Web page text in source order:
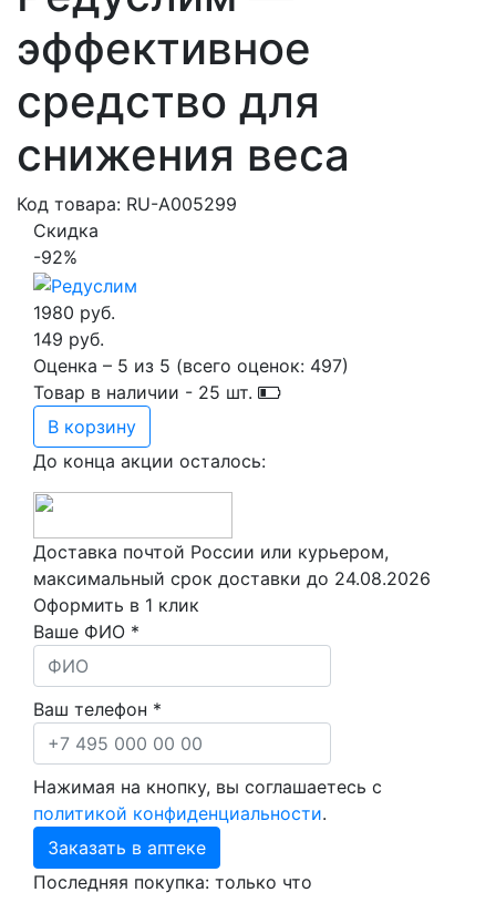
эффективное
средство для
снижения веса
Код товара: RU-A005299
Скидка
-92%
1980 руб.
149 руб.
Оценка – 5 из 5 (всего оценок: 497)
Товар в наличии - 25 шт.
В корзину
До конца акции осталось:
Доставка почтой России или курьером,
максимальный срок доставки до 24.08.2026
Оформить в 1 клик
Ваше ФИО *
Ваш телефон *
Нажимая на кнопку, вы соглашаетесь с
политикой конфиденциальности.
Заказать в аптеке
Последняя покупка: только что